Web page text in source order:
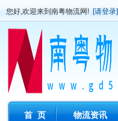
您好,欢迎来到南粤物流网! [请登录]
首 页 物流资讯